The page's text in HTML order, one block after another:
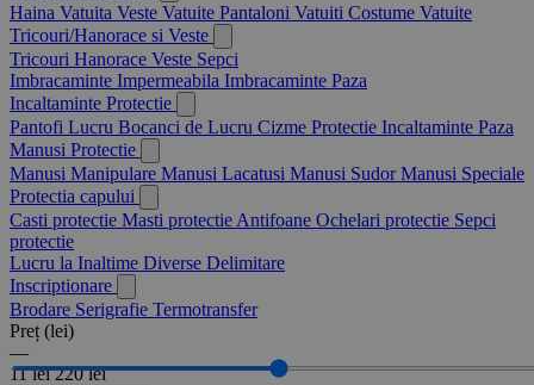
Haina Vatuita Veste Vatuite Pantaloni Vatuiti Costume Vatuite
Tricouri/Hanorace si Veste
Tricouri Hanorace Veste Sepci
Imbracaminte Impermeabila Imbracaminte Paza
Incaltaminte Protectie
Pantofi Lucru Bocanci de Lucru Cizme Protectie Incaltaminte Paza
Manusi Protectie
Manusi Manipulare Manusi Lacatusi Manusi SudorManusi Speciale
Protectia capului
Casti protectie Masti protectie Antifoane Ochelari protectie Sepci
protectie
Lucru la Inaltime Diverse Delimitare
Inscriptionare
Brodare Serigrafie Termotransfer
Preț (lei)
—
11 lei 220 lei